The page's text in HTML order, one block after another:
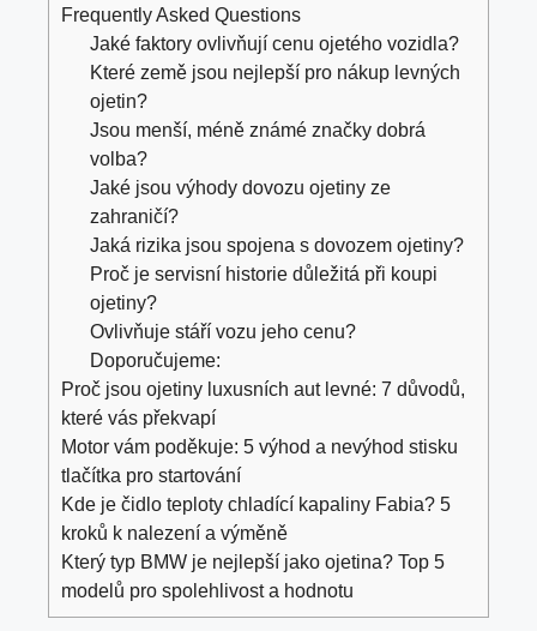
Frequently Asked Questions
Jaké faktory ovlivňují cenu ojetého vozidla?
Které země jsou nejlepší pro nákup levných
ojetin?
Jsou menší, méně známé značky dobrá
volba?
Jaké jsou výhody dovozu ojetiny ze
zahraničí?
Jaká rizika jsou spojena s dovozem ojetiny?
Proč je servisní historie důležitá při koupi
ojetiny?
Ovlivňuje stáří vozu jeho cenu?
Doporučujeme:
Proč jsou ojetiny luxusních aut levné: 7 důvodů,
které vás překvapí
Motor vám poděkuje: 5 výhod a nevýhod stisku
tlačítka pro startování
Kde je čidlo teploty chladící kapaliny Fabia? 5
kroků k nalezení a výměně
Který typ BMW je nejlepší jako ojetina? Top 5
modelů pro spolehlivost a hodnotu